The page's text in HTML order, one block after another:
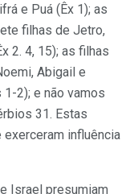
e Puá (Êx 1); as
filhas de Jetro,
2. 4, 15); as filhas
Abigail e
2); e não vamos
31. Estas
influência
Israel presumiam